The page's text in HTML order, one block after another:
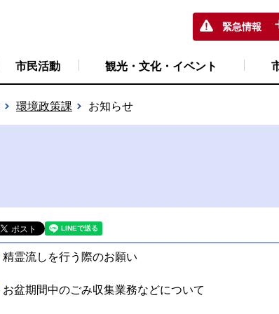
緊急情報
市民活動 観光・文化・イベント
環境政策課 お知らせ
精霊流しを行う際のお願い
お盆期間中のごみ収集業務などについて